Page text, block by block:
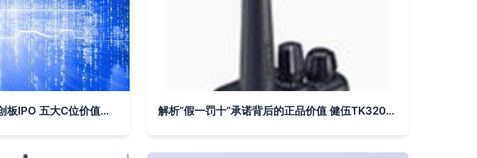
宝利翔源助力中创为拟科创板IPO 五大C位价值与四大硬核解决方案深度解析 解析“假一罚十”承诺背后的正品价值 健伍TK3207G/TK2207G对讲机深度使用测评